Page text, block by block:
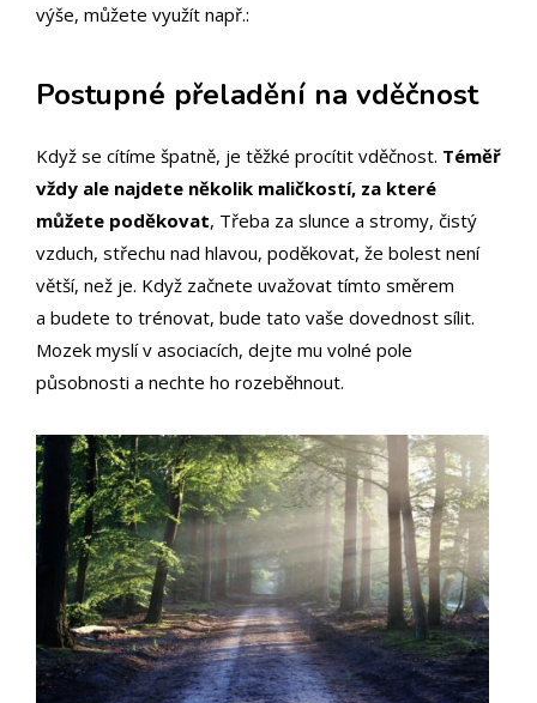
výše, můžete využít např.:
Postupné přeladění na vděčnost
Když se cítíme špatně, je těžké procítit vděčnost. Téměř
vždy ale najdete několik maličkostí, za které
můžete poděkovat, Třeba za slunce a stromy, čistý
vzduch, střechu nad hlavou, poděkovat, že bolest není
větší, než je. Když začnete uvažovat tímto směrem
a budete to trénovat, bude tato vaše dovednost sílit.
Mozek myslí v asociacích, dejte mu volné pole
působnosti a nechte ho rozeběhnout.